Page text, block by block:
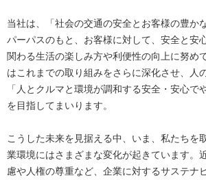
当社は、「社会の交通の安全とお客様の豊か
パーパスのもと、お客様に対して、安全と安
関わる生活の楽しみ方や利便性の向上に努め
はこれまでの取り組みをさらに深化させ、人
「人とクルマと環境が調和する安全・安心で
を目指してまいります。
こうした未来を見据える中、いま、私たちを
業環境にはさまざまな変化が起きています。
慮や人権の尊重など、企業に対するサステナ